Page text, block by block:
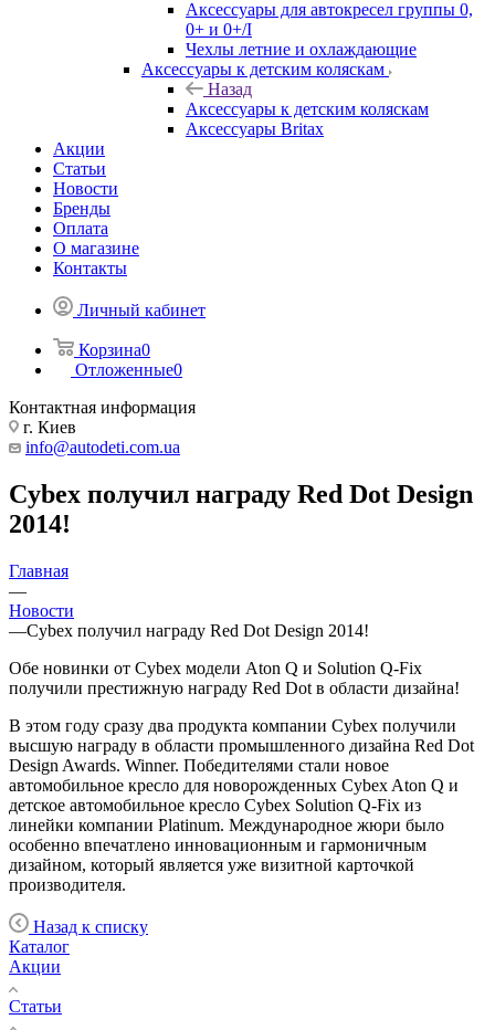
Аксессуары для автокресел группы 0,
0+ и 0+/I
Чехлы летние и охлаждающие
Аксессуары к детским коляскам
Назад
Аксессуары к детским коляскам
Аксессуары Britax
Акции
Статьи
Новости
Бренды
Оплата
О магазине
Контакты
Личный кабинет
Корзина0
Отложенные0
Контактная информация
г. Киев
info@autodeti.com.ua
Cybex получил награду Red Dot Design
2014!
Главная
—
Новости
—Cybex получил награду Red Dot Design 2014!
Обе новинки от Cybex модели Aton Q и Solution Q-Fix
получили престижную награду Red Dot в области дизайна!
В этом году сразу два продукта компании Cybex получили
высшую награду в области промышленного дизайна Red Dot
Design Awards. Winner. Победителями стали новое
автомобильное кресло для новорожденных Cybex Aton Q и
детское автомобильное кресло Cybex Solution Q-Fix из
линейки компании Platinum. Международное жюри было
особенно впечатлено инновационным и гармоничным
дизайном, который является уже визитной карточкой
производителя.
Назад к списку
Каталог
Акции
Статьи